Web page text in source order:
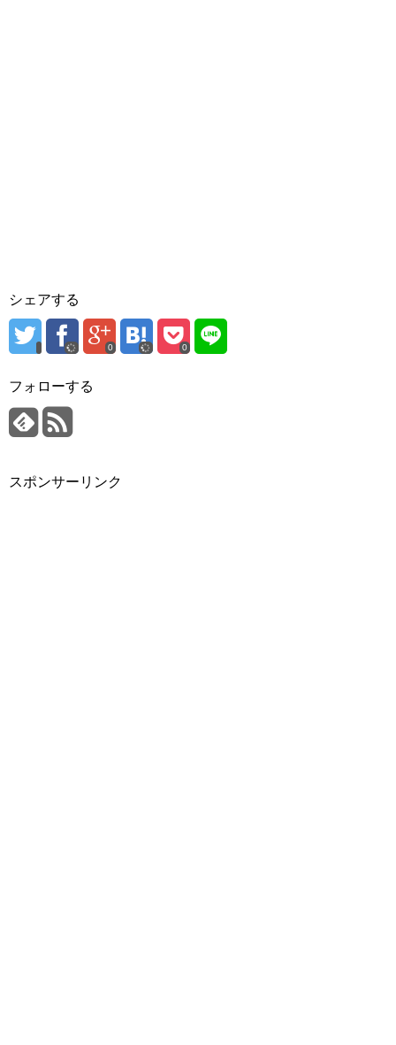
シェアする
0 0
フォローする
スポンサーリンク